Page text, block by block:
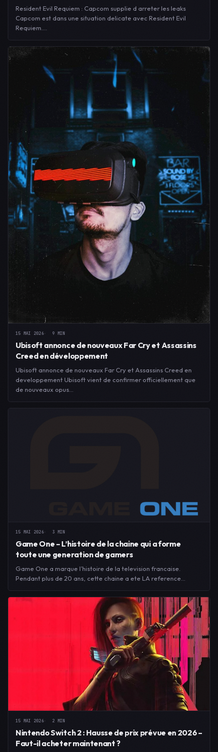
Resident Evil Requiem : Capcom supplie d arreter les leaks
Capcom est dans une situation delicate avec Resident Evil
Requiem.…
15 MAI 2026 9 MIN
Ubisoft annonce de nouveaux Far Cry et Assassins
Creed en développement
Ubisoft annonce de nouveaux Far Cry et Assassins Creed en
developpement Ubisoft vient de confirmer officiellement que
de nouveaux opus…
15 MAI 2026 3 MIN
Game One – L’histoire de la chaine qui a forme
toute une generation de gamers
Game One a marque l’histoire de la television francaise.
Pendant plus de 20 ans, cette chaine a ete LA reference…
15 MAI 2026 2 MIN
Nintendo Switch 2 : Hausse de prix prévue en 2026 –
Faut-il acheter maintenant ?